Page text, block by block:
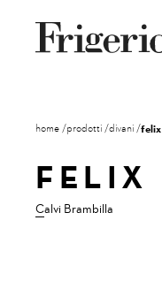
home prodotti divani felix
FELIX
Calvi Brambilla